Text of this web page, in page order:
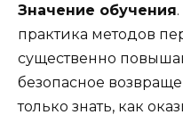
Значение обучения
практика методов
существенно
безопасное
только знать, как